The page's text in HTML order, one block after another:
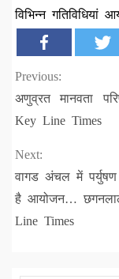
विभिन्न गतिविधियां
Continue
Reading
Previous:
अणुव्रत मानवता
Key Line Times
Next:
वागड अंचल में पर्युषण
है आयोजन…
Line Times